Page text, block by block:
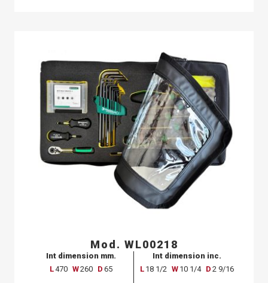
Mod. WL00218
Int dimension mm.
L470 W260 D 65
Int dimension inc.
L 18 1/2 W 10 1/4 D 2 9/16